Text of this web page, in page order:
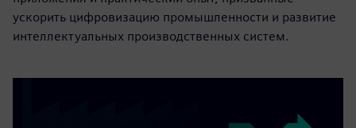
ускорить цифровизацию промышленности и развитие
интеллектуальных производственных систем.